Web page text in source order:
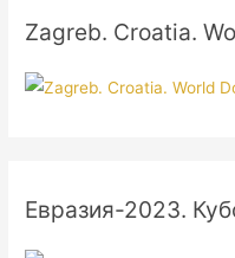
Zagreb. Croatia.
Евразия-2023.